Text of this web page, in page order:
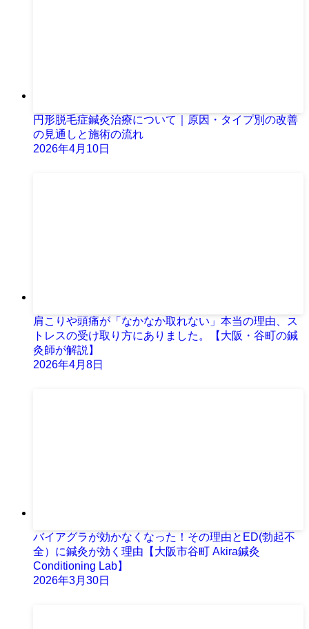
円形脱毛症鍼灸治療について｜原因・タイプ別の改善
の見通しと施術の流れ
2026年4月10日
肩こりや頭痛が「なかなか取れない」本当の理由、ス
トレスの受け取り方にありました。【大阪・谷町の鍼
灸師が解説】
2026年4月8日
バイアグラが効かなくなった！その理由とED(勃起不
全）に鍼灸が効く理由【大阪市谷町 Akira鍼灸
Conditioning Lab】
2026年3月30日